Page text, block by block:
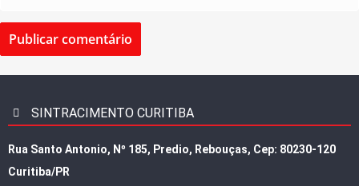
SINTRACIMENTO CURITIBA
Rua Santo Antonio, Nº 185, Predio, Rebouças, Cep: 80230-120
Curitiba/PR